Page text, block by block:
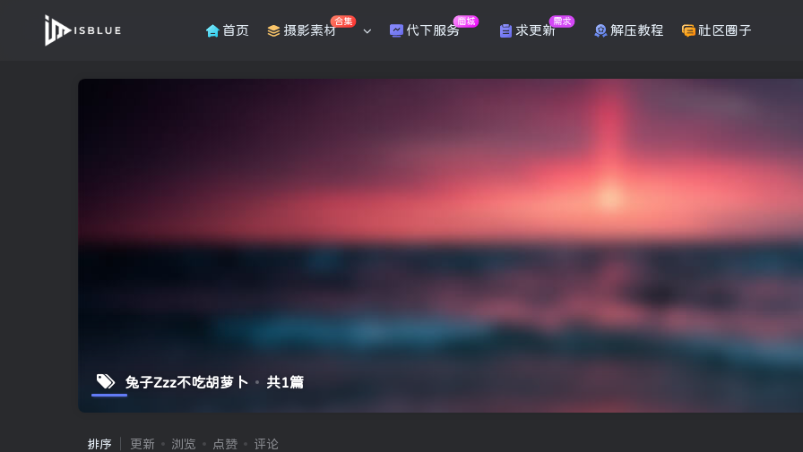
首页 摄影素材
合集
代下服务
商城
求更新
需求
解压教程 社区圈子
兔子Zzz不吃胡萝卜 共1篇
排序 更新 浏览 点赞 评论